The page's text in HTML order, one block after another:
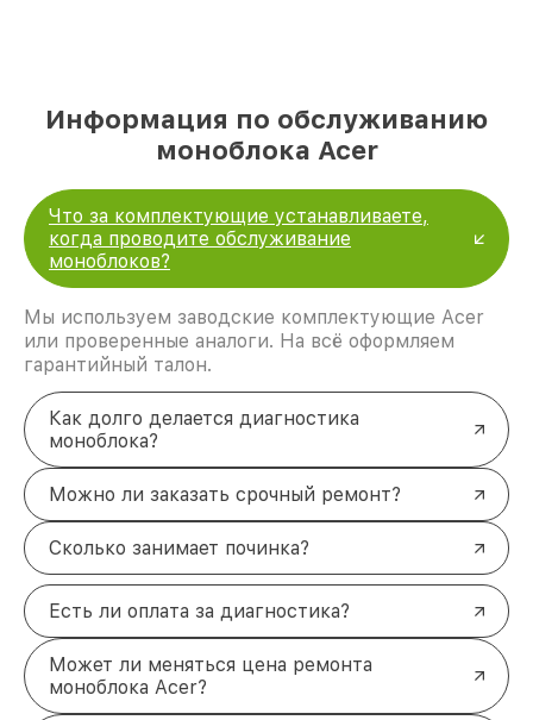
Информация по обслуживанию
моноблока Acer
Что за комплектующие устанавливаете,
когда проводите обслуживание
моноблоков?
Мы используем заводские комплектующие Acer
или проверенные аналоги. На всё оформляем
гарантийный талон.
Как долго делается диагностика
моноблока?
Можно ли заказать срочный ремонт?
Сколько занимает починка?
Есть ли оплата за диагностика?
Может ли меняться цена ремонта
моноблока Acer?